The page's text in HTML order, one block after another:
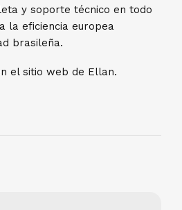
y soporte técnico en todo
la eficiencia europea
brasileña.
el sitio web de Ellan.